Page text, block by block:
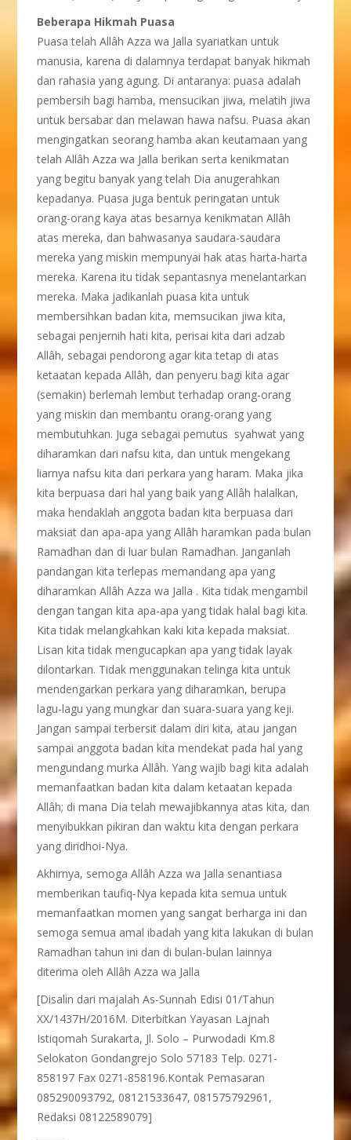
Beberapa Hikmah Puasa
Puasa telah Allâh Azza wa Jalla syariatkan untuk
manusia, karena di dalamnya terdapat banyak hikmah
dan rahasia yang agung. Di antaranya: puasa adalah
pembersih bagi hamba, mensucikan jiwa, melatih jiwa
untuk bersabar dan melawan hawa nafsu. Puasa akan
mengingatkan seorang hamba akan keutamaan yang
telah Allâh Azza wa Jalla berikan serta kenikmatan
yang begitu banyak yang telah Dia anugerahkan
kepadanya. Puasa juga bentuk peringatan untuk
orang-orang kaya atas besarnya kenikmatan Allâh
atas mereka, dan bahwasanya saudara-saudara
mereka yang miskin mempunyai hak atas harta-harta
mereka. Karena itu tidak sepantasnya menelantarkan
mereka. Maka jadikanlah puasa kita untuk
membersihkan badan kita, memsucikan jiwa kita,
sebagai penjernih hati kita, perisai kita dari adzab
Allâh, sebagai pendorong agar kita tetap di atas
ketaatan kepada Allâh, dan penyeru bagi kita agar
(semakin) berlemah lembut terhadap orang-orang
yang miskin dan membantu orang-orang yang
membutuhkan. Juga sebagai pemutus syahwat yang
diharamkan dari nafsu kita, dan untuk mengekang
liarnya nafsu kita dari perkara yang haram. Maka jika
kita berpuasa dari hal yang baik yang Allâh halalkan,
maka hendaklah anggota badan kita berpuasa dari
maksiat dan apa-apa yang Allâh haramkan pada bulan
Ramadhan dan di luar bulan Ramadhan. Janganlah
pandangan kita terlepas memandang apa yang
diharamkan Allâh Azza wa Jalla . Kita tidak mengambil
dengan tangan kita apa-apa yang tidak halal bagi kita.
Kita tidak melangkahkan kaki kita kepada maksiat.
Lisan kita tidak mengucapkan apa yang tidak layak
dilontarkan. Tidak menggunakan telinga kita untuk
mendengarkan perkara yang diharamkan, berupa
lagu-lagu yang mungkar dan suara-suara yang keji.
Jangan sampai terbersit dalam diri kita, atau jangan
sampai anggota badan kita mendekat pada hal yang
mengundang murka Allâh. Yang wajib bagi kita adalah
memanfaatkan badan kita dalam ketaatan kepada
Allâh; di mana Dia telah mewajibkannya atas kita, dan
menyibukkan pikiran dan waktu kita dengan perkara
yang diridhoi-Nya.
Akhirnya, semoga Allâh Azza wa Jalla senantiasa
memberikan taufiq-Nya kepada kita semua untuk
memanfaatkan momen yang sangat berharga ini dan
semoga semua amal ibadah yang kita lakukan di bulan
Ramadhan tahun ini dan di bulan-bulan lainnya
diterima oleh Allâh Azza wa Jalla
[Disalin dari majalah As-Sunnah Edisi 01/Tahun
XX/1437H/2016M. Diterbitkan Yayasan Lajnah
Istiqomah Surakarta, Jl. Solo – Purwodadi Km.8
Selokaton Gondangrejo Solo 57183 Telp. 0271-
858197 Fax 0271-858196.Kontak Pemasaran
085290093792, 08121533647, 081575792961,
Redaksi 08122589079]